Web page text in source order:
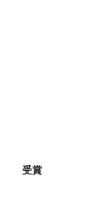
受賞